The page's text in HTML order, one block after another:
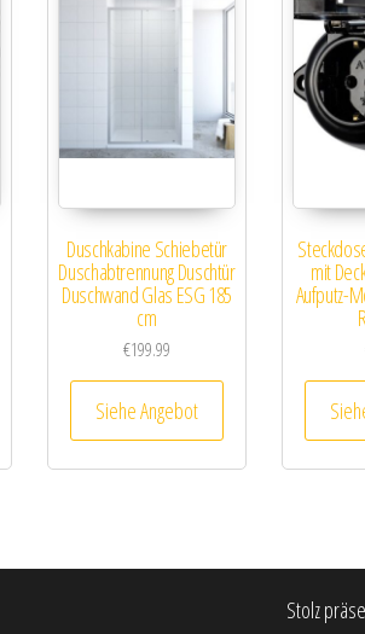
Duschkabine Schiebetür
Duschabtrennung Duschtür
Duschwand Glas ESG 185
cm
€199.99
Siehe Angebot
mit
Aufputz-
Stolz